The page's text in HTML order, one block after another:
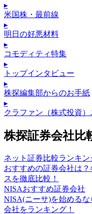
▸
米国株・最前線
▸
明日の好悪材料
▸
コモディティ特集
▸
トップインタビュー
▸
株探編集部からのお手紙
▸
クラファン（株式投資）
株探証券会社比
ネット証券比較ランキン
おすすめの証券会社は
スを徹底比較！
NISAおすすめ証券会社
NISA(ニーサ)を始める
会社をランキング！